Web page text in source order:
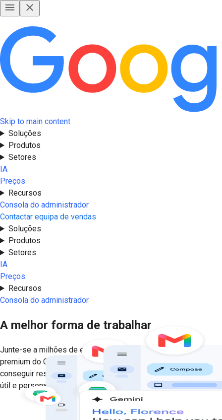
Skip to main content
Soluções
Produtos
Setores
IA
Preços
Recursos
Consola do administrador
Contactar equipa de vendas
Soluções
Produtos
Setores
IA
Preços
Recursos
Consola do administrador
A melhor forma de trabalhar
Junte-se a milhões de empresas que já usam as versões
premium do Gmail, Calendário, Drive, Meet e mais. Foque-se em
conseguir resultados em vez de procurar informações com a IA
útil e personalizada.
Experimente Grátis